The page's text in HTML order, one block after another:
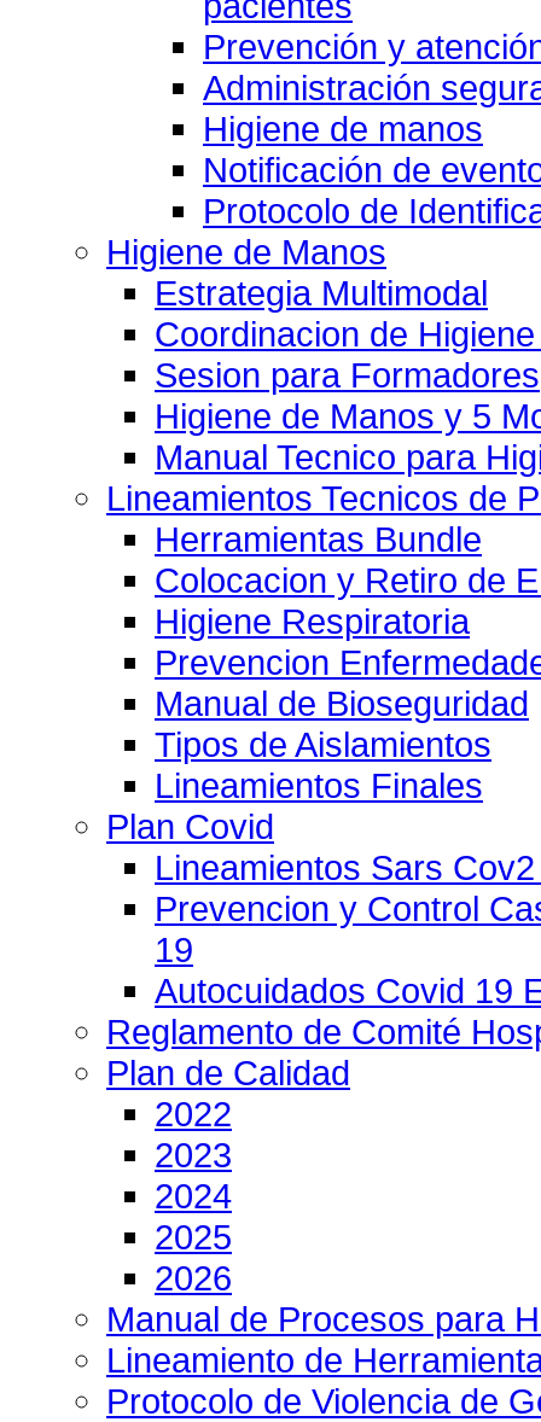
Prevención y
Administración
Higiene de manos
Notificación de
Protocolo de
Higiene de Manos
Estrategia Multimodal
Coordinacion de
Sesion para
Higiene de Manos y 5
Manual Tecnico para
Lineamientos Tecnicos de
Herramientas Bundle
Colocacion y Retiro de
Higiene Respiratoria
Prevencion
Manual de Bioseguridad
Tipos de Aislamientos
Lineamientos Finales
Plan Covid
Lineamientos Sars
Prevencion y Control
19
Autocuidados Covid 19
Reglamento de Comité
Plan de Calidad
2022
2023
2024
2025
2026
Manual de Procesos para
Lineamiento de
Protocolo de Violencia de